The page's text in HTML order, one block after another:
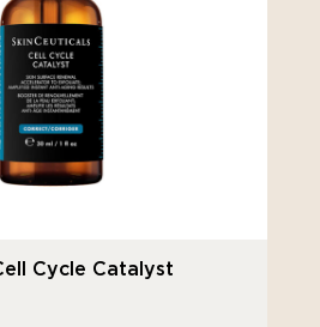
Cycle Catalyst